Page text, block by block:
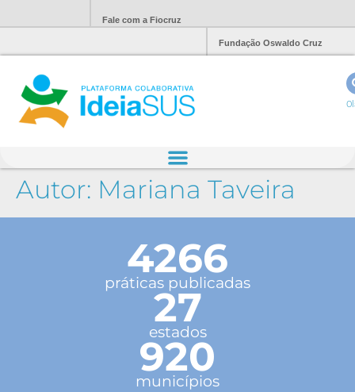
Fale com a Fiocruz
Fundação Oswaldo Cruz
Autor: Mariana Taveira
4266
práticas publicadas
27
estados
920
municípios